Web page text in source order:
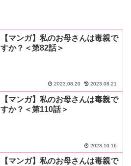
【マンガ】私のお母さんは毒親で
すか？＜第82話＞
2023.08.20 2023.08.21
【マンガ】私のお母さんは毒親で
すか？＜第110話＞
2023.10.16
【マンガ】私のお母さんは毒親で